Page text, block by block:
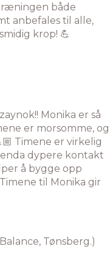
både
anbefales til alle,
krop! 💪
Monika er så
er morsomme, og
Timene er virkelig
dypere kontakt
å bygge opp
til Monika gir
Tønsberg.)